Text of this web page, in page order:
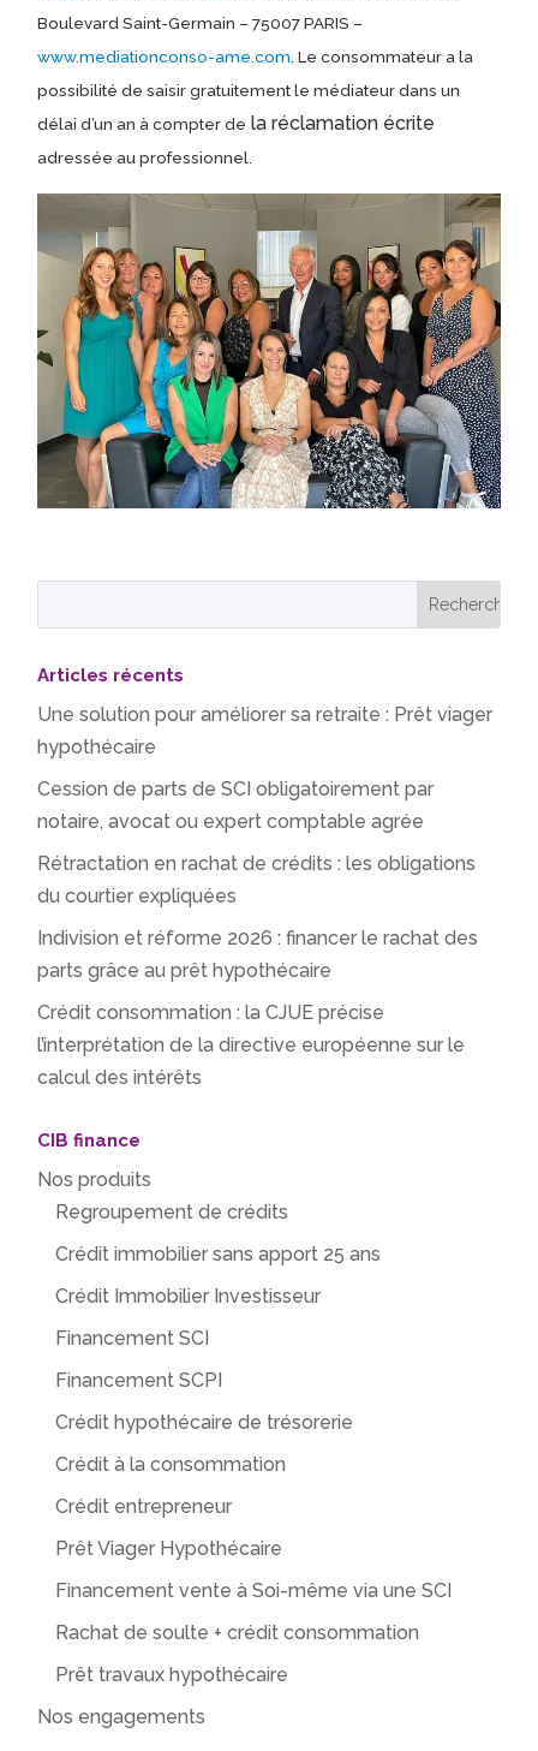
Boulevard Saint-Germain – 75007 PARIS –
www.mediationconso-ame.com . Le consommateur a la
possibilité de saisir gratuitement le médiateur dans un
délai d’un an à compter de la réclamation écrite
adressée au professionnel.
Articles récents
Une solution pour améliorer sa retraite : Prêt viager
hypothécaire
Cession de parts de SCI obligatoirement par
notaire, avocat ou expert comptable agrée
Rétractation en rachat de crédits : les obligations
du courtier expliquées
Indivision et réforme 2026 : financer le rachat des
parts grâce au prêt hypothécaire
Crédit consommation : la CJUE précise
l’interprétation de la directive européenne sur le
calcul des intérêts
CIB finance
Nos produits
Regroupement de crédits
Crédit immobilier sans apport 25 ans
Crédit Immobilier Investisseur
Financement SCI
Financement SCPI
Crédit hypothécaire de trésorerie
Crédit à la consommation
Crédit entrepreneur
Prêt Viager Hypothécaire
Financement vente à Soi-même via une SCI
Rachat de soulte + crédit consommation
Prêt travaux hypothécaire
Nos engagements